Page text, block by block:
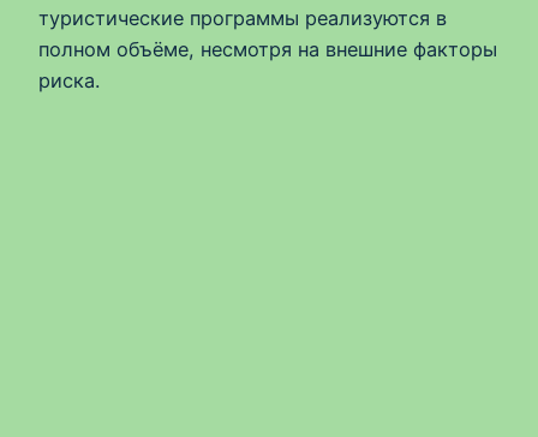
туристические программы реализуются в
полном объёме, несмотря на внешние факторы
риска.